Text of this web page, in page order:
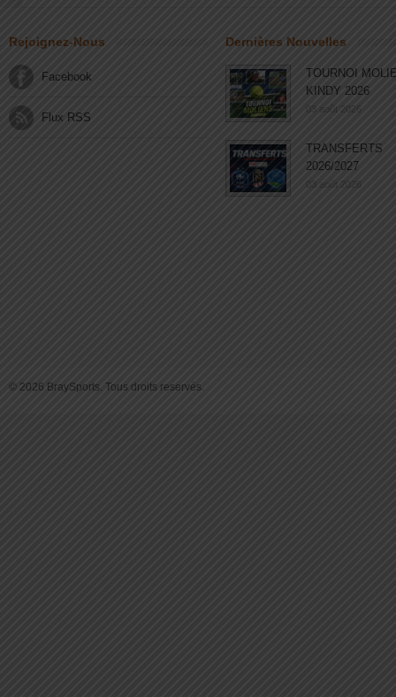
Rejoignez-Nous
Facebook
Flux RSS
Dernières Nouvelles
TOURNOI
KINDY 2026
03 août 2026
TRANSFERTS
2026/2027
03 août 2026
© 2026 BraySports. Tous droits reservés.